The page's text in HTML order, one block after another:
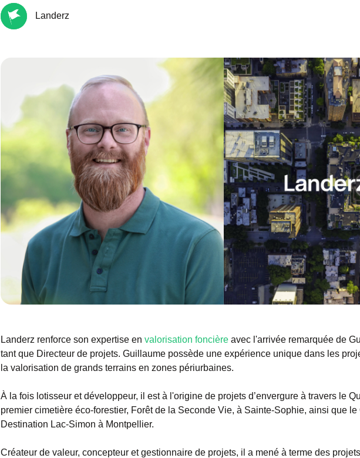
Landerz
Landerz renforce son expertise en valorisation foncière avec l'arrivée remarquée de
tant que Directeur de projets. Guillaume possède une expérience unique dans les
la valorisation de grands terrains en zones périurbaines.
À la fois lotisseur et développeur, il est à l'origine de projets d’envergure à travers le
premier cimetière éco-forestier, Forêt de la Seconde Vie, à Sainte-Sophie, ainsi que
Destination Lac-Simon à Montpellier.
Créateur de valeur, concepteur et gestionnaire de projets, il a mené à terme des